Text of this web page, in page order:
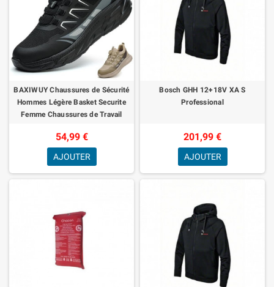
BAXIWUY Chaussures de Sécurité
Hommes Légère Basket Securite
Femme Chaussures de Travail
Antidérapan
54,99 €
AJOUTER
Bosch GHH 12+18V XA S
Professional
201,99 €
AJOUTER